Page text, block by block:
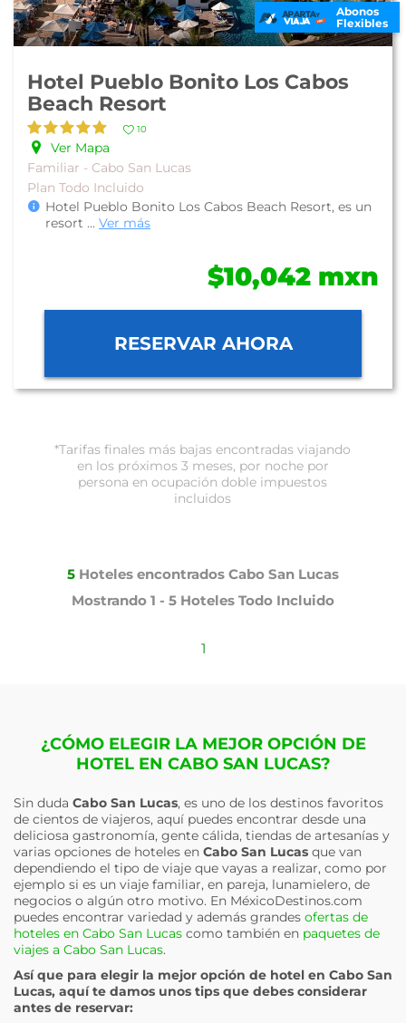
Abonos
Flexibles
Hotel Pueblo Bonito Los Cabos
Beach Resort
10
Ver Mapa
Familiar - Cabo San Lucas
Plan Todo Incluido
Hotel Pueblo Bonito Los Cabos Beach Resort, es un
resort ... Ver más
$10,042 mxn
RESERVAR AHORA
*Tarifas finales más bajas encontradas viajando
en los próximos 3 meses, por noche por
persona en ocupación doble impuestos
incluidos
5 Hoteles encontrados Cabo San Lucas
Mostrando 1 - 5 Hoteles Todo Incluido
1
¿CÓMO ELEGIR LA MEJOR OPCIÓN DE
HOTEL EN CABO SAN LUCAS?
Sin duda Cabo San Lucas, es uno de los destinos favoritos
de cientos de viajeros, aquí puedes encontrar desde una
deliciosa gastronomía, gente cálida, tiendas de artesanías y
varias opciones de hoteles en Cabo San Lucas que van
dependiendo el tipo de viaje que vayas a realizar, como por
ejemplo si es un viaje familiar, en pareja, lunamielero, de
negocios o algún otro motivo. En MéxicoDestinos.com
puedes encontrar variedad y además grandes ofertas de
hoteles en Cabo San Lucas como también en paquetes de
viajes a Cabo San Lucas.
Así que para elegir la mejor opción de hotel en Cabo San
Lucas, aquí te damos unos tips que debes considerar
antes de reservar: